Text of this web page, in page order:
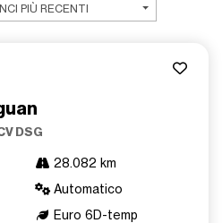
PIÙ RECENTI
DSG
28.082 km
Automatico
Euro 6D-temp